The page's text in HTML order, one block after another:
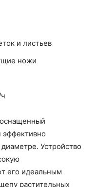
и листьев
ножи
эффективно
Устройство
его идеальным
растительных